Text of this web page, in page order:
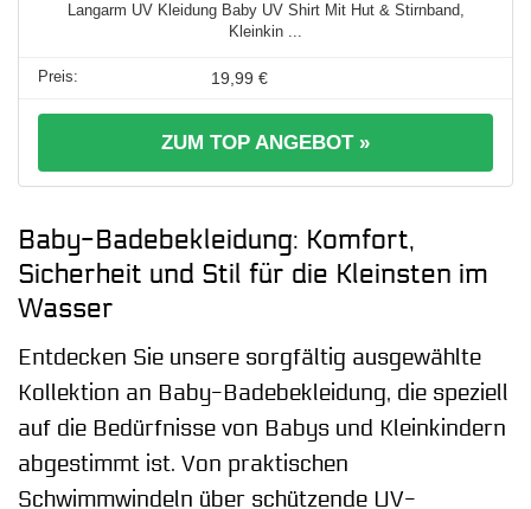
Langarm UV Kleidung Baby UV Shirt Mit Hut & Stirnband,
Kleinkin ...
19,99 €
ZUM TOP ANGEBOT »
Baby-Badebekleidung: Komfort,
Sicherheit und Stil für die Kleinsten im
Wasser
Entdecken Sie unsere sorgfältig ausgewählte
Kollektion an Baby-Badebekleidung, die speziell
auf die Bedürfnisse von Babys und Kleinkindern
abgestimmt ist. Von praktischen
Schwimmwindeln über schützende UV-